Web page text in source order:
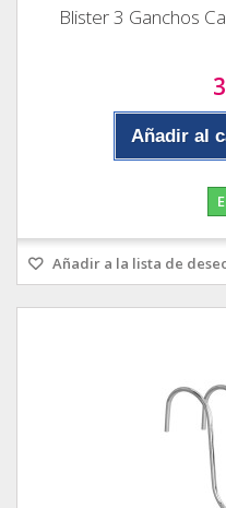
Blister 3 Ganchos
Añadir al
Añadir a la lista de